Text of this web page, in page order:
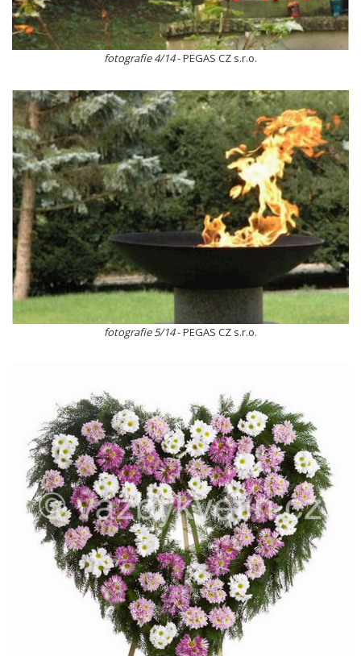
fotografie 4/14- PEGAS CZ s.r.o.
fotografie 5/14- PEGAS CZ s.r.o.